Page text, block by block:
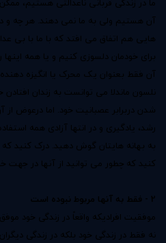
آن هستیم ولی به ما نمی دهند. هر چه و
هایی هم اتفاق می افتد که با ما با بی
برای خودمان دلسوزی کنیم و یا همه اینها
آن فقط بعنوان یک محرک یا انگیزه دهنده
نلسون ماندلا می توانست به زندان افتادن
شدن دربرابر عصبانیت خود. اما درعوض از
رشد، یادگیری و در انتها آزادی همه
به بهانه هایتان گوش دهید. درک کنید که
کنید که چطور می توانید از آنها در جهت
2 - فقط به آنها مربوط نبوده است
موفقیت افرادیکه واقعاً در زندگی خود
نه فقط در زندگی خود بلکه در زندگی